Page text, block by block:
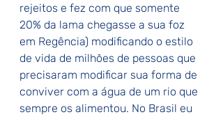
rejeitos e fez com que somente
20% da lama chegasse a sua foz
em Regência) modificando o estilo
de vida de milhões de pessoas que
precisaram modificar sua forma de
conviver com a água de um rio que
sempre os alimentou. No Brasil eu